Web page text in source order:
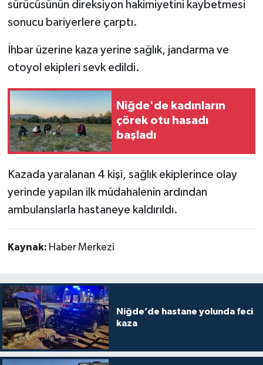
sürücüsünün direksiyon hakimiyetini kaybetmesi
sonucu bariyerlere çarptı.
İhbar üzerine kaza yerine sağlık, jandarma ve
otoyol ekipleri sevk edildi.
Niğde'de kadınların
çörek otu hasadı
başladı
Kazada yaralanan 4 kişi, sağlık ekiplerince olay
yerinde yapılan ilk müdahalenin ardından
ambulanslarla hastaneye kaldırıldı.
Kaynak: Haber Merkezi
Niğde’de hastane yolunda feci
kaza